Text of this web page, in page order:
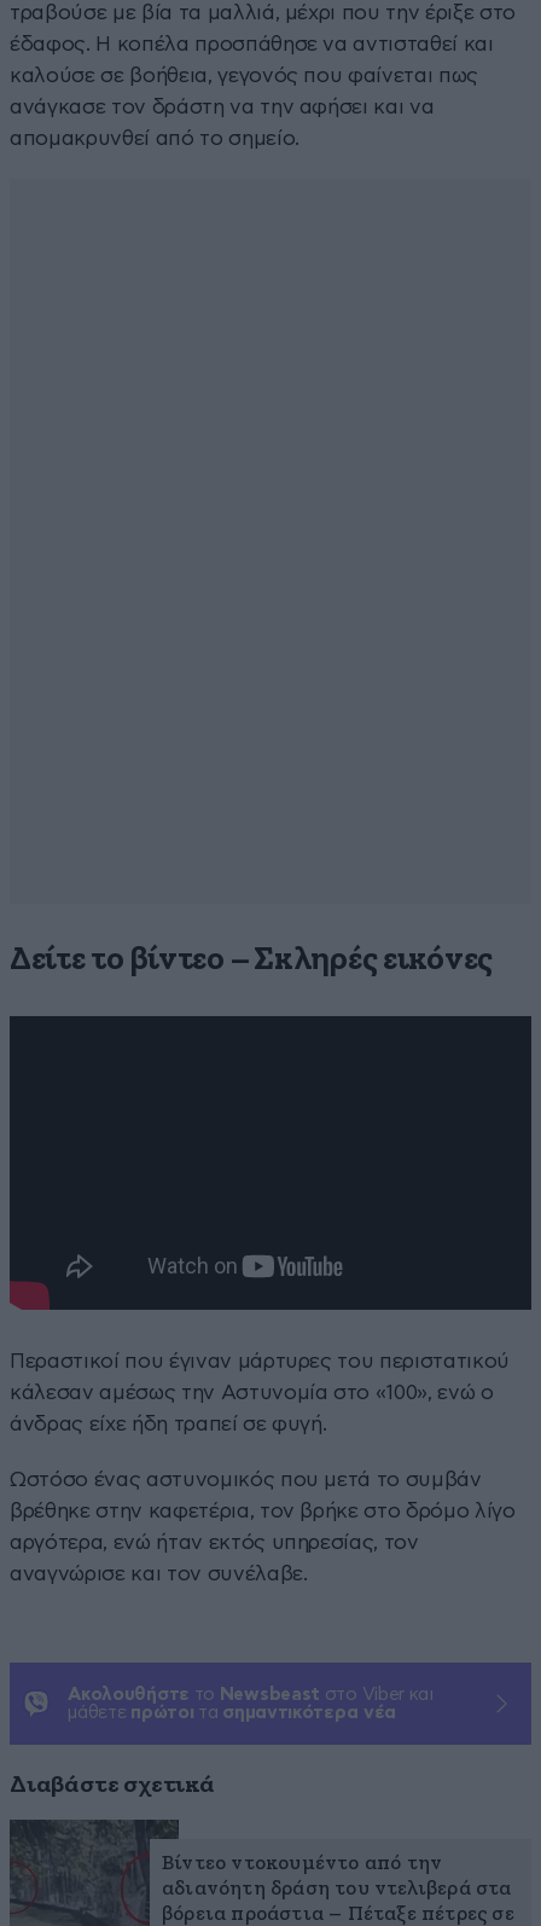
τραβούσε με βία τα μαλλιά, μέχρι που την έριξε στο
έδαφος. Η κοπέλα προσπάθησε να αντισταθεί και
καλούσε σε βοήθεια, γεγονός που φαίνεται πως
ανάγκασε τον δράστη να την αφήσει και να
απομακρυνθεί από το σημείο.
Δείτε το βίντεο – Σκληρές εικόνες
Περαστικοί που έγιναν μάρτυρες του περιστατικού
κάλεσαν αμέσως την Αστυνομία στο «100», ενώ ο
άνδρας είχε ήδη τραπεί σε φυγή.
Ωστόσο ένας αστυνομικός που μετά το συμβάν
βρέθηκε στην καφετέρια, τον βρήκε στο δρόμο λίγο
αργότερα, ενώ ήταν εκτός υπηρεσίας, τον
αναγνώρισε και τον συνέλαβε.
Ακολουθήστε το Newsbeast στο Viber και
μάθετε πρώτοι τα σημαντικότερα νέα
Διαβάστε σχετικά
Βίντεο ντοκουμέντο από την
αδιανόητη δράση του ντελιβερά στα
βόρεια προάστια – Πέταξε πέτρες σε